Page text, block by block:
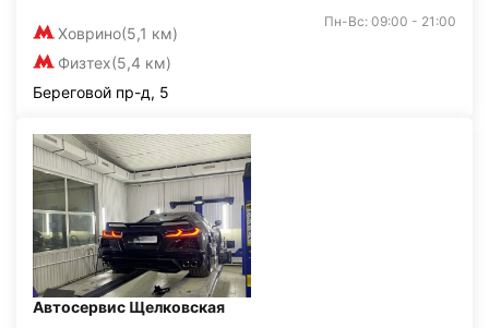
Ховрино(5,1 км)
Физтех(5,4 км)
Пн-Вс: 09:00 - 21:00
Береговой пр-д, 5
Автосервис Щелковская